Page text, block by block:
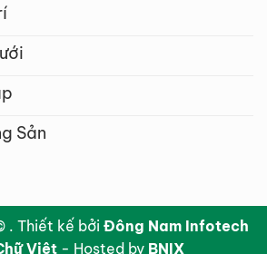
Sản
. Thiết kế bởi Đông Nam Infotech
Việt- Hosted by BNIX